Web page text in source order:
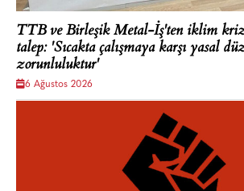
TTB ve Birleşik Metal-İş'ten iklim
talep: 'Sıcakta çalışmaya karşı yasal
zorunluluktur'
6 Ağustos 2026